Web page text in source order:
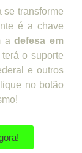
se transforme
é a chave
adefesa em
o suporte
e outros
no botão